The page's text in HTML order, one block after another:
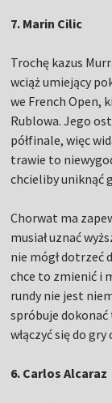
7. Marin Cilic
Trochę kazus
wciąż umiejący
we French Open,
Rublowa. Jego
półfinale, więc
trawie to
chcieliby uniknąć
Chorwat ma
musiał uznać
nie mógł dotrzeć
chce to zmienić i
rundy nie jest
spróbuje dokonać
włączyć się do
6. Carlos Alcaraz